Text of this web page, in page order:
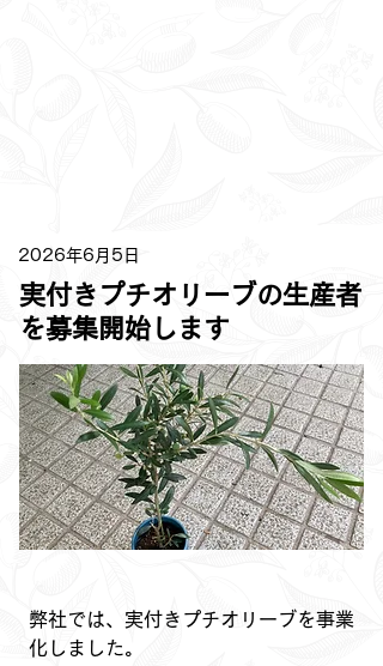
2026年6月5日
実付きプチオリーブの生産者
を募集開始します
弊社では、実付きプチオリーブを事業
化しました。